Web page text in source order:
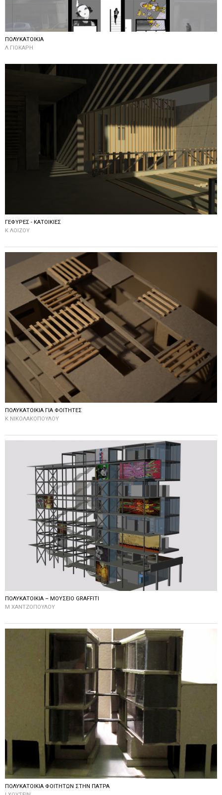
ΠΟΛΥΚΑΤΟΙΚΙΑ
Λ ΓΙΟΚΑΡΗ
ΓΕΦΥΡΕΣ - ΚΑΤΟΙΚΙΕΣ
Κ ΛΟΙΖΟΥ
ΠΟΛΥΚΑΤΟΙΚΙΑ ΓΙΑ ΦΟΙΤΗΤΕΣ
K ΝΙΚΟΛΑΚΟΠΟΥΛΟΥ
ΠΟΛΥΚΑΤΟΙΚΙΑ – ΜΟΥΣΕΙΟ GRAFFITI
Μ ΧΑΝΤΖΟΠΟΥΛΟΥ
ΠΟΛΥΚΑΤΟΙΚΙΑ ΦΟΙΤΗΤΩΝ ΣΤΗΝ ΠΑΤΡΑ